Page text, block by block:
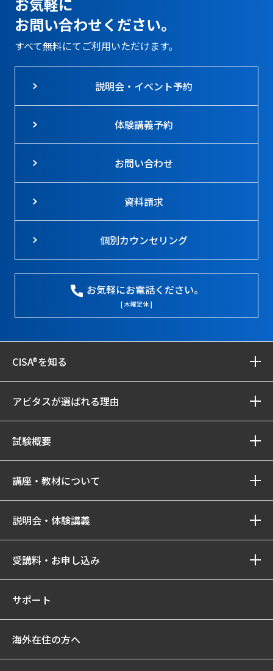
お問い合わせください。
すべて無料にてご利用いただけます。
説明会・イベント予約
体験講義予約
お問い合わせ
資料請求
個別カウンセリング
お気軽にお電話ください。
[ 木曜定休 ]
CISA®を知る
アビタスが選ばれる理由
試験概要
講座・教材について
説明会・体験講義
受講料・お申し込み
サポート
海外在住の方へ